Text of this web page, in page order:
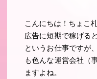
こんにちは！ちょこ
広告に短期で稼げる
というお仕事ですが
も色んな運営会社（
ますよね。